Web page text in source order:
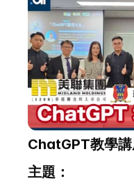
ChatGPT教學
主題：